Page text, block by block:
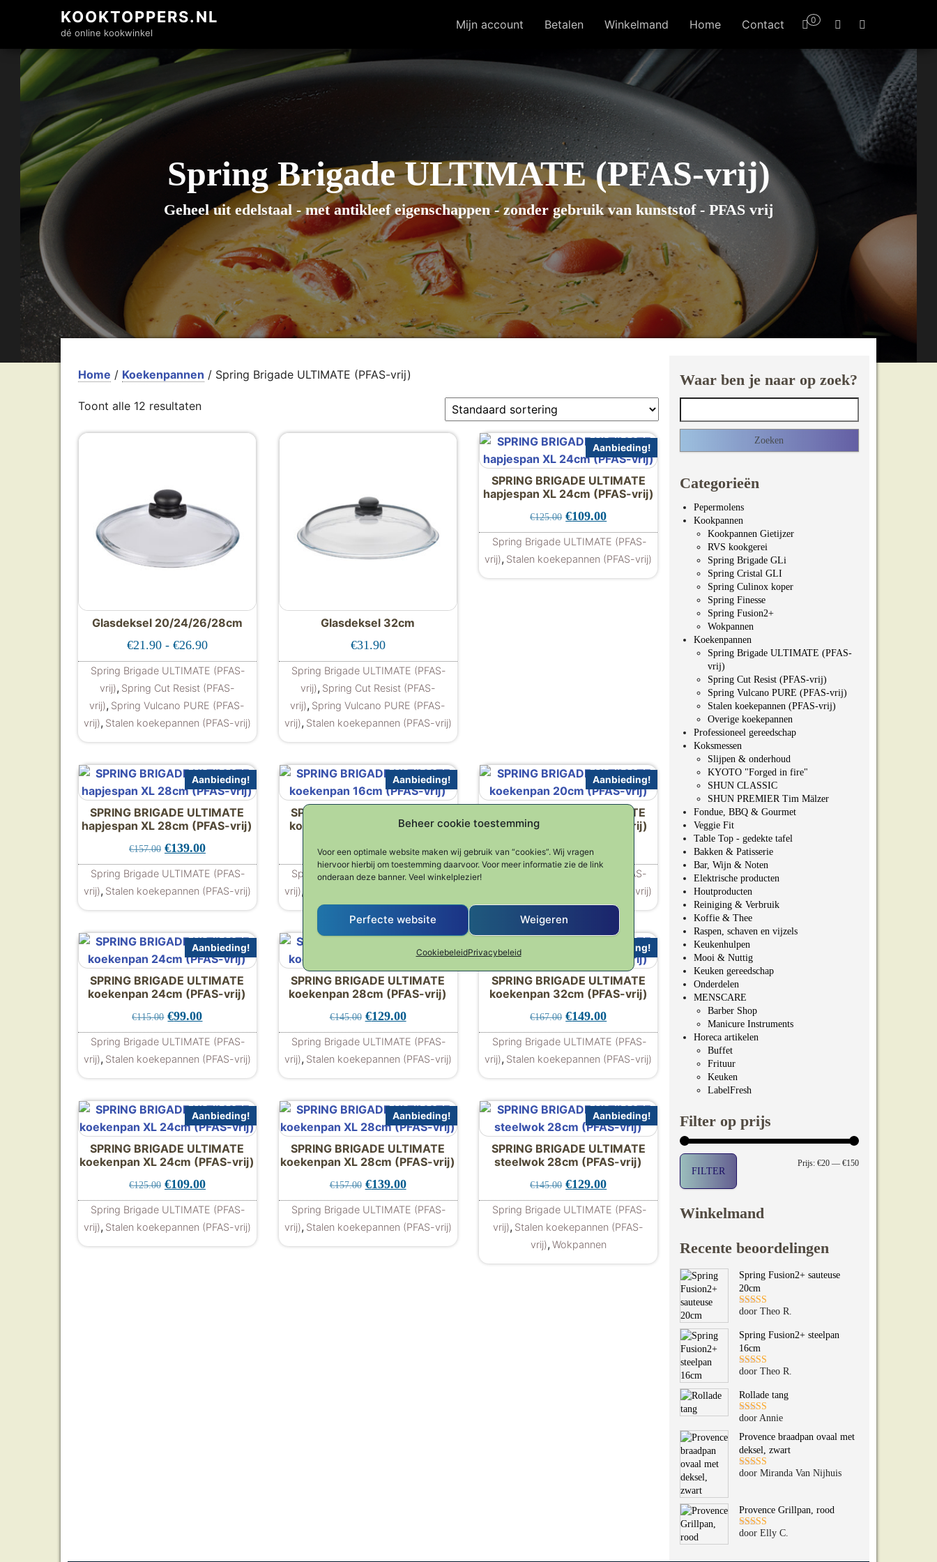
Beheer cookie toestemming
Voor een optimale website maken wij gebruik van “cookies”. Wij vragen
hiervoor hierbij om toestemming daarvoor. Voor meer informatie zie de link
onderaan deze banner. Veel winkelplezier!
Perfecte website Weigeren
CookiebeleidPrivacybeleid
KOOKTOPPERS.NL
dé online kookwinkel
0
Mijn account Betalen Winkelmand Home Contact
Spring Brigade ULTIMATE (PFAS-vrij)
Geheel uit edelstaal - met antikleef eigenschappen - zonder gebruik van kunststof - PFAS vrij
Home / Koekenpannen / Spring Brigade ULTIMATE (PFAS-vrij)
Toont alle 12 resultaten
Glasdeksel 20/24/26/28cm
€21.90 - €26.90Prijsklasse: €21.90 tot €26.90
Spring Brigade ULTIMATE (PFAS-
vrij), Spring Cut Resist (PFAS-
vrij), Spring Vulcano PURE (PFAS-
vrij), Stalen koekepannen (PFAS-vrij)
Dit product heeft meerdere variaties. Deze optie kan gekozen worden op de productpagina
Glasdeksel 32cm
€31.90
Spring Brigade ULTIMATE (PFAS-
vrij), Spring Cut Resist (PFAS-
vrij), Spring Vulcano PURE (PFAS-
vrij), Stalen koekepannen (PFAS-vrij)
Aanbieding!
SPRING BRIGADE ULTIMATE
hapjespan XL 24cm (PFAS-vrij)
€125.00 Oorspronkelijke prijs was: €125.00.
€109.00Huidige prijs is: €109.00.
Spring Brigade ULTIMATE (PFAS-
vrij), Stalen koekepannen (PFAS-vrij)
Aanbieding!
SPRING BRIGADE ULTIMATE
hapjespan XL 28cm (PFAS-vrij)
€157.00 Oorspronkelijke prijs was: €157.00.
€139.00Huidige prijs is: €139.00.
Spring Brigade ULTIMATE (PFAS-
vrij), Stalen koekepannen (PFAS-vrij)
Aanbieding!
SPRING BRIGADE ULTIMATE
koekenpan 16cm (PFAS-vrij)
€99.00 Oorspronkelijke prijs was: €99.00.
€74.90Huidige prijs is: €74.90.
Spring Brigade ULTIMATE (PFAS-
vrij),
Aanbieding!
SPRING BRIGADE ULTIMATE
koekenpan 20cm (PFAS-vrij)
€105.00 Oorspronkelijke prijs was: €105.00.
€89.00 Huidige prijs is: €89.00.
Spring Brigade ULTIMATE (PFAS-
Stalen koekepannen (PFAS-vrij)
Aanbieding!
SPRING BRIGADE ULTIMATE
koekenpan 24cm (PFAS-vrij)
€115.00 Oorspronkelijke prijs was: €115.00.
€99.00Huidige prijs is: €99.00.
Spring Brigade ULTIMATE (PFAS-
vrij), Stalen koekepannen (PFAS-vrij)
Aanbieding!
SPRING BRIGADE ULTIMATE
koekenpan 28cm (PFAS-vrij)
€145.00 Oorspronkelijke prijs was: €145.00.
€129.00Huidige prijs is: €129.00.
Spring Brigade ULTIMATE (PFAS-
vrij), Stalen koekepannen (PFAS-vrij)
Aanbieding!
SPRING BRIGADE ULTIMATE
koekenpan 32cm (PFAS-vrij)
€167.00 Oorspronkelijke prijs was: €167.00.
€149.00Huidige prijs is: €149.00.
Spring Brigade ULTIMATE (PFAS-
vrij), Stalen koekepannen (PFAS-vrij)
Aanbieding!
SPRING BRIGADE ULTIMATE
koekenpan XL 24cm (PFAS-vrij)
€125.00 Oorspronkelijke prijs was: €125.00.
€109.00Huidige prijs is: €109.00.
Spring Brigade ULTIMATE (PFAS-
vrij), Stalen koekepannen (PFAS-vrij)
Aanbieding!
SPRING BRIGADE ULTIMATE
koekenpan XL 28cm (PFAS-vrij)
€157.00 Oorspronkelijke prijs was: €157.00.
€139.00Huidige prijs is: €139.00.
Spring Brigade ULTIMATE (PFAS-
vrij), Stalen koekepannen (PFAS-vrij)
Aanbieding!
SPRING BRIGADE ULTIMATE
steelwok 28cm (PFAS-vrij)
€145.00 Oorspronkelijke prijs was: €145.00.
€129.00Huidige prijs is: €129.00.
Spring Brigade ULTIMATE (PFAS-
vrij), Stalen koekepannen (PFAS-
vrij), Wokpannen
Waar ben je naar op zoek?
Categorieën
Pepermolens
Kookpannen
Kookpannen Gietijzer
RVS kookgerei
Spring Brigade GLi
Spring Cristal GLI
Spring Culinox koper
Spring Finesse
Spring Fusion2+
Wokpannen
Koekenpannen
Spring Brigade ULTIMATE (PFAS-
vrij)
Spring Cut Resist (PFAS-vrij)
Spring Vulcano PURE (PFAS-vrij)
Stalen koekepannen (PFAS-vrij)
Overige koekepannen
Professioneel gereedschap
Koksmessen
Slijpen & onderhoud
KYOTO "Forged in fire"
SHUN CLASSIC
SHUN PREMIER Tim Mälzer
Fondue, BBQ & Gourmet
Veggie Fit
Table Top - gedekte tafel
Bakken & Patisserie
Bar, Wijn & Noten
Elektrische producten
Houtproducten
Reiniging & Verbruik
Koffie & Thee
Raspen, schaven en vijzels
Keukenhulpen
Mooi & Nuttig
Keuken gereedschap
Onderdelen
MENSCARE
Barber Shop
Manicure Instruments
Horeca artikelen
Buffet
Frituur
Keuken
LabelFresh
Filter op prijs
Min. prijs
Max. prijs
FILTER
Prijs: €20 — €150
Winkelmand
Recente beoordelingen
Spring Fusion2+ sauteuse
20cm
Gewaardeerd
door Theo R.
Spring Fusion2+ steelpan
16cm
Gewaardeerd
door Theo R.
Rollade tang
Gewaardeerd
5uit 5
door Annie
Provence braadpan ovaal met
deksel, zwart
Gewaardeerd
door Miranda Van Nijhuis
Provence Grillpan, rood
Gewaardeerd
door Elly C.